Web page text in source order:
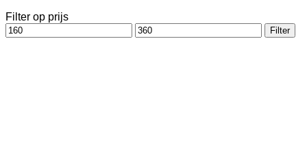
Filter op prijs
Min.
prijs
Max.
prijs
Filter